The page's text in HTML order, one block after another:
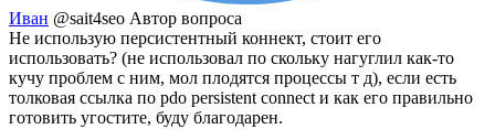
Иван @sait4seo Автор вопроса
Не использую персистентный коннект, стоит его
использовать? (не использовал по скольку нагуглил как-то
кучу проблем с ним, мол плодятся процессы т д), если есть
толковая ссылка по pdo persistent connect и как его правильно
готовить угостите, буду благодарен.